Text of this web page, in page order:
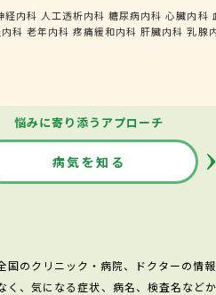
経内科 人工透析内科 糖尿病内科 心臓内科
科 老年内科 疼痛緩和内科 肝臓内科 乳腺
悩みに寄り添うアプローチ
病気を知る
のクリニック・病院、ドクターの情
、気になる症状、病名、検査名など